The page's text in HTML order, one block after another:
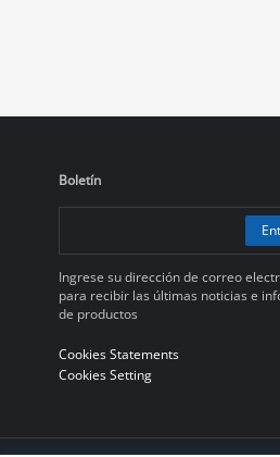
Boletín
Ingrese su dirección de correo
para recibir las últimas noticias e
de productos
Cookies Statements
Cookies Setting